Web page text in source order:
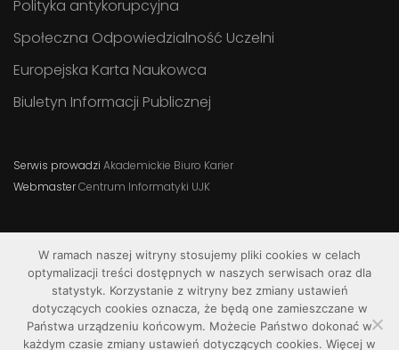
Polityka antykorupcyjna
Społeczna Odpowiedzialność Uczelni
Europejska Karta Naukowca
Biuletyn Informacji Publicznej
Serwis prowadzi Akademickie Biuro Karier
WebmasterCentrum Informatyki UJK
W ramach naszej witryny stosujemy pliki cookies w celach
optymalizacji treści dostępnych w naszych serwisach oraz dla
statystyk. Korzystanie z witryny bez zmiany ustawień
dotyczących cookies oznacza, że będą one zamieszczane w
Państwa urządzeniu końcowym. Możecie Państwo dokonać w
każdym czasie zmiany ustawień dotyczących cookies. Więcej w